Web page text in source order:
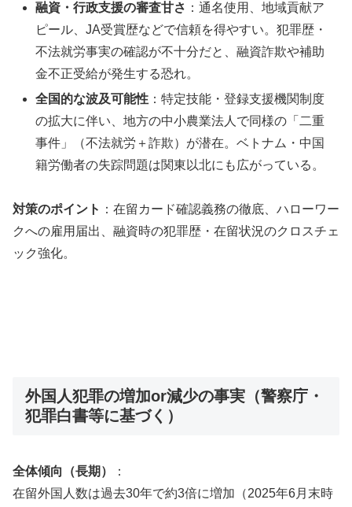
融資・行政支援の審査甘さ ：通名使用、地域貢献ア
ピール、JA受賞歴などで信頼を得やすい。犯罪歴・
不法就労事実の確認が不十分だと、融資詐欺や補助
金不正受給が発生する恐れ。
全国的な波及可能性 ：特定技能・登録支援機関制度
の拡大に伴い、地方の中小農業法人で同様の「二重
事件」（不法就労＋詐欺）が潜在。ベトナム・中国
籍労働者の失踪問題は関東以北にも広がっている。
対策のポイント ：在留カード確認義務の徹底、ハローワー
クへの雇用届出、融資時の犯罪歴・在留状況のクロスチェ
ック強化。
外国人犯罪の増加or減少の事実（警察庁・
犯罪白書等に基づく）
全体傾向（長期）
：
在留外国人数は過去30年で約3倍に増加（2025年6月末時